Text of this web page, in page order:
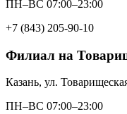
ПН–ВС 07:00–23:00
+7 (843) 205-90-10
Филиал на
Казань, ул.
ПН–ВС 07:00–23:00